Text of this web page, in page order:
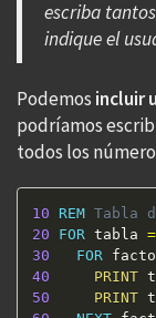
escriba
indique el
Podemos incluir
podríamos
todos los
10 REM Tabla
20
FOR tabla =
30
FOR
40
PRINT
50
PRINT